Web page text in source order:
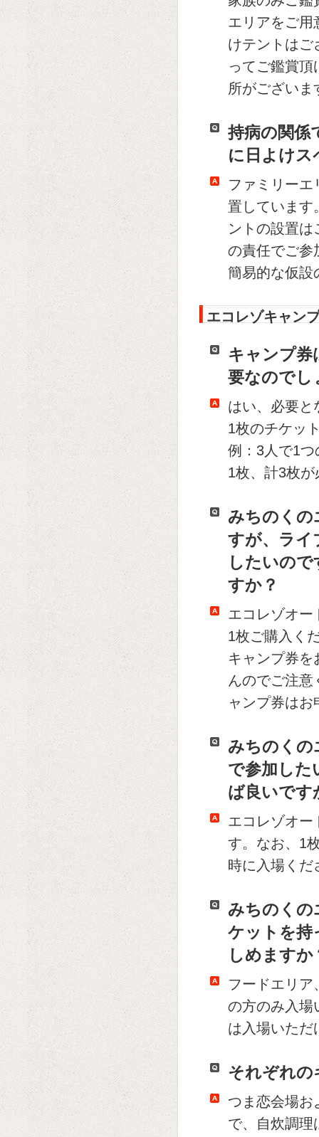
エリアをご用
けテントはご
ってご鑑賞
所がございま
持病の関係
に日よけス
ファミリーエ
置しています
ントの設置は
の責任でご参
簡易的な仮設
エコレゾキャン
キャンプ券
要なのでし
はい、必要と
1枚のチケッ
例：3人で1
1枚、計3枚
みちのくの
すが、ライ
したいの
すか？
エコレゾオー
1枚ご購入く
キャンプ券を
んのでご注意
ャンプ券は
みちのくの
で参加した
ば良いです
エコレゾオー
す。なお、1
時に入場くだ
みちのくの
ケットを持
しめますか
フードエリア
の方のみ入場
は入場いただ
それぞれの
つま恋会場お
で、自炊調理